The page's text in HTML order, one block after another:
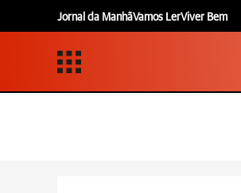
Jornal da ManhãVamos LerViver Bem